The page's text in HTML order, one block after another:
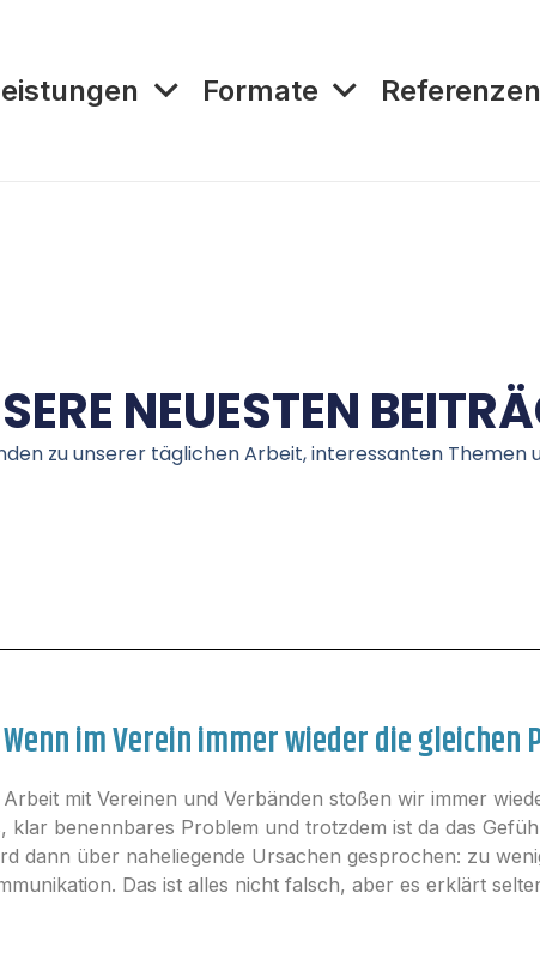
Formate Referenzen
NEUESTEN
zu unserer täglichen Arbeit, interessanten Themen
Wenn im Verein immer wieder die gleichen
mit Vereinen und Verbänden stoßen wir immer
klar benennbares Problem und trotzdem ist da das
dann über naheliegende Ursachen gesprochen: zu
Das ist alles nicht falsch, aber es erklärt